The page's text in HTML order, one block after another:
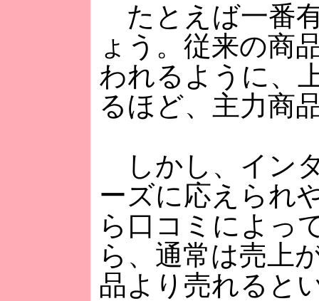
たとえば一番
ょう。従来の商
われるように、
るほど、主力商
しかし、イン
ーズに応えられ
ら口コミによっ
ら、通常は売上
品より売れると